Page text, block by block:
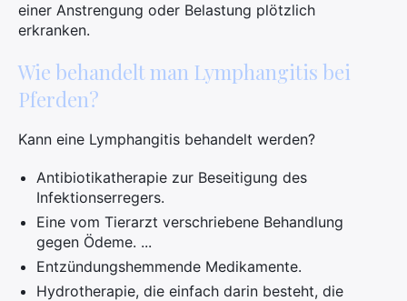
einer Anstrengung oder Belastung plötzlich
erkranken.
Wie behandelt man Lymphangitis bei
Pferden?
Kann eine Lymphangitis behandelt werden?
Antibiotikatherapie zur Beseitigung des
Infektionserregers.
Eine vom Tierarzt verschriebene Behandlung
gegen Ödeme. ...
Entzündungshemmende Medikamente.
Hydrotherapie, die einfach darin besteht, die